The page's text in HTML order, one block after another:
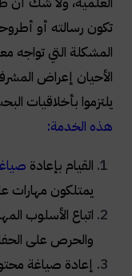
تكون رسالته أو
المشكلة التي تواجه
الأحيان إعراض
يلتزموا بأخلاقيات
هذه الخدمة:
القيام بإعادة
يمتلكون مهارات
اتباع الأسلوب
والحرص على
إعادة صياغة